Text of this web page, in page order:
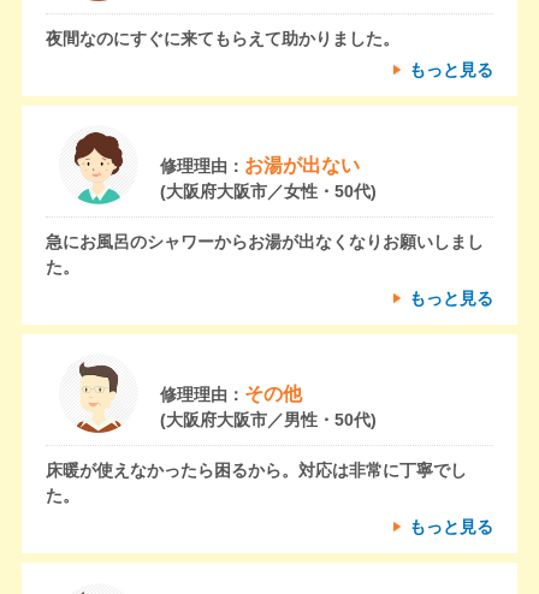
夜間なのにすぐに来てもらえて助かりました。
もっと見る
修理理由： お湯が出ない
(大阪府大阪市／女性・50代)
急にお風呂のシャワーからお湯が出なくなりお願いしまし
た。
もっと見る
修理理由： その他
(大阪府大阪市／男性・50代)
床暖が使えなかったら困るから。対応は非常に丁寧でし
た。
もっと見る